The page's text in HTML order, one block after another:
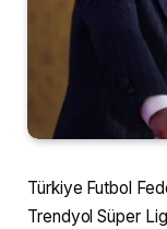
Türkiye Futbol
Trendyol Süper